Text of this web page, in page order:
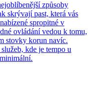
způsoby
skrývají past, která vás
spropitné v
ovládání vedou k tomu,
stovky korun navíc.
kde je tempo u